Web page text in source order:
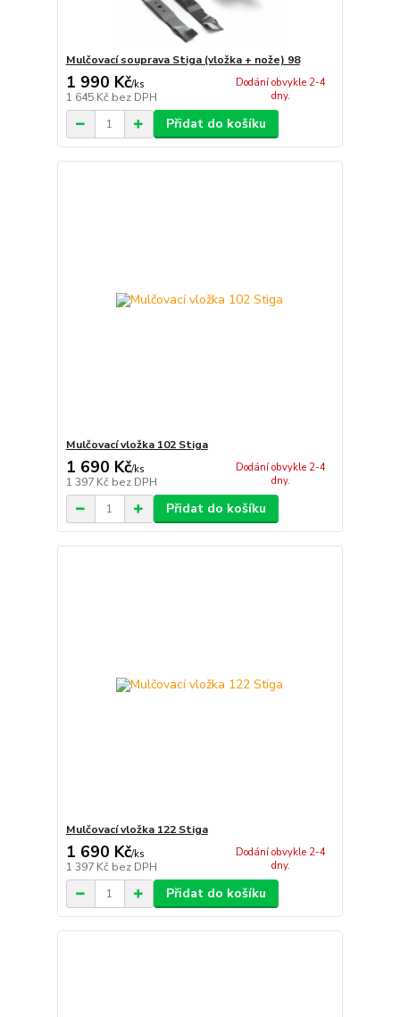
Mulčovací souprava Stiga (vložka + nože) 98
1 990 Kč/ks
1 645 Kč bez DPH
Dodání obvykle 2-4
dny.
Přidat do košíku
Mulčovací vložka 102 Stiga
1 690 Kč/ks
1 397 Kč bez DPH
Dodání obvykle 2-4
dny.
Přidat do košíku
Mulčovací vložka 122 Stiga
1 690 Kč/ks
1 397 Kč bez DPH
Dodání obvykle 2-4
dny.
Přidat do košíku